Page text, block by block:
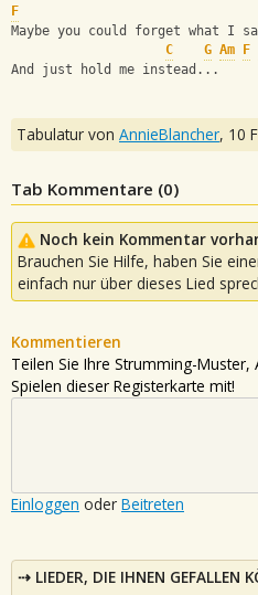
F
Maybe you could forget what I
C
G Am F
And just hold me instead...
Tabulatur von AnnieBlancher, 10
Tab Kommentare (0)
Noch kein Kommentar
Brauchen Sie Hilfe, haben Sie
einfach nur über dieses Lied
Kommentieren
Teilen Sie Ihre Strumming-
Spielen dieser Registerkarte mit!
Einloggen oder Beitreten
LIEDER, DIE IHNEN GEFALLEN